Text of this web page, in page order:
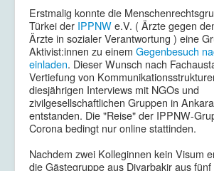
Erstmalig konnte die
Türkei der IPPNWe.V. ( Ärzte gegen
Ärzte in sozialer Verantwortung ) eine
Aktivist:innen zu einem Gegenbesuch
einladen. Dieser Wunsch nach
Vertiefung von
diesjährigen Interviews mit NGOs und
zivilgesellschaftlichen Gruppen in
entstanden. Die "Reise" der IPPNW-
Corona bedingt nur online stattinden.
Nachdem zwei Kolleginnen kein Visum
die Gästegruppe aus Diyarbakir aus